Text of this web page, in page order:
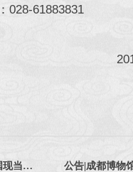
028-61883831
《现代之路——法国现当代绘画艺术展暨<陈像•蜕变>摄影展》温馨提示